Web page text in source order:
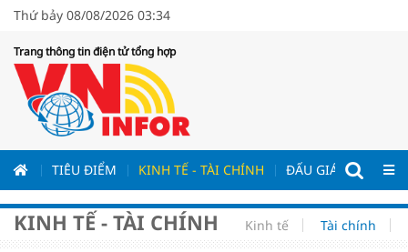
Thứ bảy 08/08/2026 03:34
Trang thông tin điện tử tổng hợp
TIÊU ĐIỂM KINH TẾ - TÀI CHÍNH ĐẤU GIÁ - ĐẤU
KINH TẾ - TÀI CHÍNH Kinh tế Tài chính